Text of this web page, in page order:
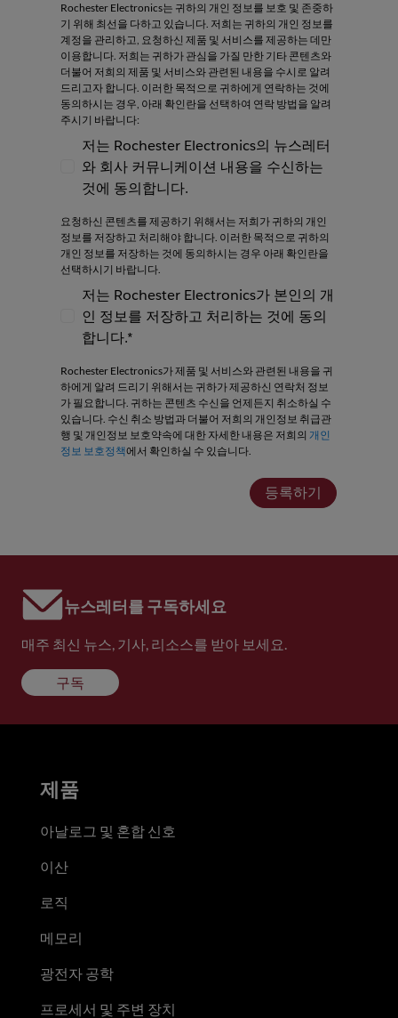
Rochester Electronics는 귀하의 개인 정보를 보호 및 존중하
기 위해 최선을 다하고 있습니다. 저희는 귀하의 개인 정보를
계정을 관리하고, 요청하신 제품 및 서비스를 제공하는 데만
이용합니다. 저희는 귀하가 관심을 가질 만한 기타 콘텐츠와
더불어 저희의 제품 및 서비스와 관련된 내용을 수시로 알려
드리고자 합니다. 이러한 목적으로 귀하에게 연락하는 것에
동의하시는 경우, 아래 확인란을 선택하여 연락 방법을 알려
주시기 바랍니다:
저는 Rochester Electronics의 뉴스레터와 회사
저는 Rochester Electronics의 뉴스레터
와 회사 커뮤니케이션 내용을 수신하는
것에 동의합니다.
요청하신 콘텐츠를 제공하기 위해서는 저희가 귀하의 개인
정보를 저장하고 처리해야 합니다. 이러한 목적으로 귀하의
개인 정보를 저장하는 것에 동의하시는 경우 아래 확인란을
선택하시기 바랍니다.
저는 Rochester Electronics가 본인의 개인 정보
저는 Rochester Electronics가 본인의 개
인 정보를 저장하고 처리하는 것에 동의
합니다.*
Rochester Electronics가 제품 및 서비스와 관련된 내용을 귀
하에게 알려 드리기 위해서는 귀하가 제공하신 연락처 정보
가 필요합니다. 귀하는 콘텐츠 수신을 언제든지 취소하실 수
있습니다. 수신 취소 방법과 더불어 저희의 개인정보 취급관
행 및 개인정보 보호약속에 대한 자세한 내용은 저희의 개인
정보 보호정책에서 확인하실 수 있습니다.
등록하기
뉴스레터를 구독하세요
매주 최신 뉴스, 기사, 리소스를 받아 보세요.
구독
제품
아날로그 및 혼합 신호
이산
로직
메모리
광전자 공학
프로세서 및 주변 장치